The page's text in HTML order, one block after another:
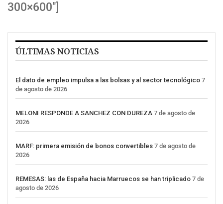
300×600″]
ÚLTIMAS NOTICIAS
El dato de empleo impulsa a las bolsas y al sector tecnológico 7
de agosto de 2026
MELONI RESPONDE A SANCHEZ CON DUREZA 7 de agosto de
2026
MARF: primera emisión de bonos convertibles 7 de agosto de
2026
REMESAS: las de España hacia Marruecos se han triplicado 7 de
agosto de 2026